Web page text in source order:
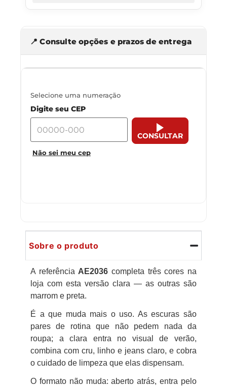
📍 Consulte opções e prazos de entrega
Selecione uma numeração
Digite seu CEP
CONSULTAR
Não sei meu cep
Sobre o produto
A referência AE2036 completa três cores na
loja com esta versão clara — as outras são
marrom e preta.
É a que muda mais o uso. As escuras são
pares de rotina que não pedem nada da
roupa; a clara entra no visual de verão,
combina com cru, linho e jeans claro, e cobra
o cuidado de limpeza que elas dispensam.
O formato não muda: aberto atrás, entra pelo